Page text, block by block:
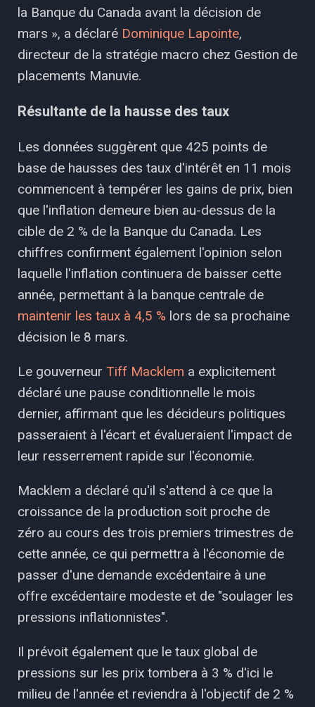
la Banque du Canada avant la décision de
mars », a déclaré Dominique Lapointe,
directeur de la stratégie macro chez Gestion de
placements Manuvie.
Résultante de la hausse des taux
Les données suggèrent que 425 points de
base de hausses des taux d'intérêt en 11 mois
commencent à tempérer les gains de prix, bien
que l'inflation demeure bien au-dessus de la
cible de 2 % de la Banque du Canada. Les
chiffres confirment également l'opinion selon
laquelle l'inflation continuera de baisser cette
année, permettant à la banque centrale de
maintenir les taux à 4,5 % lors de sa prochaine
décision le 8 mars.
Le gouverneur Tiff Macklem a explicitement
déclaré une pause conditionnelle le mois
dernier, affirmant que les décideurs politiques
passeraient à l'écart et évalueraient l'impact de
leur resserrement rapide sur l'économie.
Macklem a déclaré qu'il s'attend à ce que la
croissance de la production soit proche de
zéro au cours des trois premiers trimestres de
cette année, ce qui permettra à l'économie de
passer d'une demande excédentaire à une
offre excédentaire modeste et de "soulager les
pressions inflationnistes".
Il prévoit également que le taux global de
pressions sur les prix tombera à 3 % d'ici le
milieu de l'année et reviendra à l'objectif de 2 %